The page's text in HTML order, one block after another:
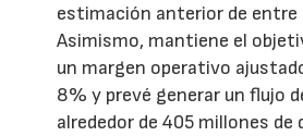
estimación anterior de entre
Asimismo, mantiene el
un margen operativo
8% y prevé generar un flujo
alrededor de 405 millones de